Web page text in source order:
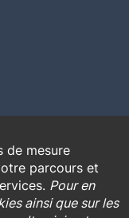
générales de vente
de mesure
parcours et
Pour en
ainsi que sur les